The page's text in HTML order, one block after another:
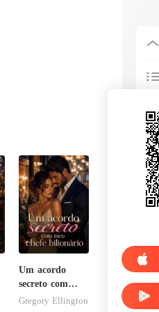
Um acordo
secreto com
meu chefe
Gregory Ellington